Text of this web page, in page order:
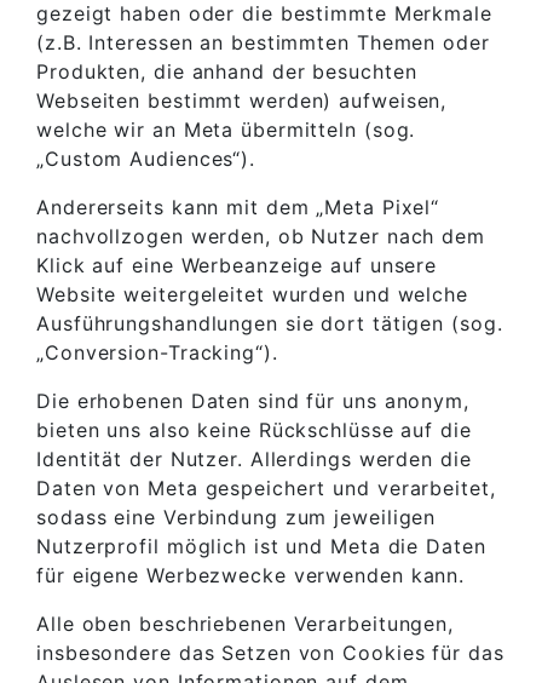
gezeigt haben oder die bestimmte Merkmale
(z.B. Interessen an bestimmten Themen oder
Produkten, die anhand der besuchten
Webseiten bestimmt werden) aufweisen,
welche wir an Meta übermitteln (sog.
„Custom Audiences“).
Andererseits kann mit dem „Meta Pixel“
nachvollzogen werden, ob Nutzer nach dem
Klick auf eine Werbeanzeige auf unsere
Website weitergeleitet wurden und welche
Ausführungshandlungen sie dort tätigen (sog.
„Conversion-Tracking“).
Die erhobenen Daten sind für uns anonym,
bieten uns also keine Rückschlüsse auf die
Identität der Nutzer. Allerdings werden die
Daten von Meta gespeichert und verarbeitet,
sodass eine Verbindung zum jeweiligen
Nutzerprofil möglich ist und Meta die Daten
für eigene Werbezwecke verwenden kann.
Alle oben beschriebenen Verarbeitungen,
insbesondere das Setzen von Cookies für das